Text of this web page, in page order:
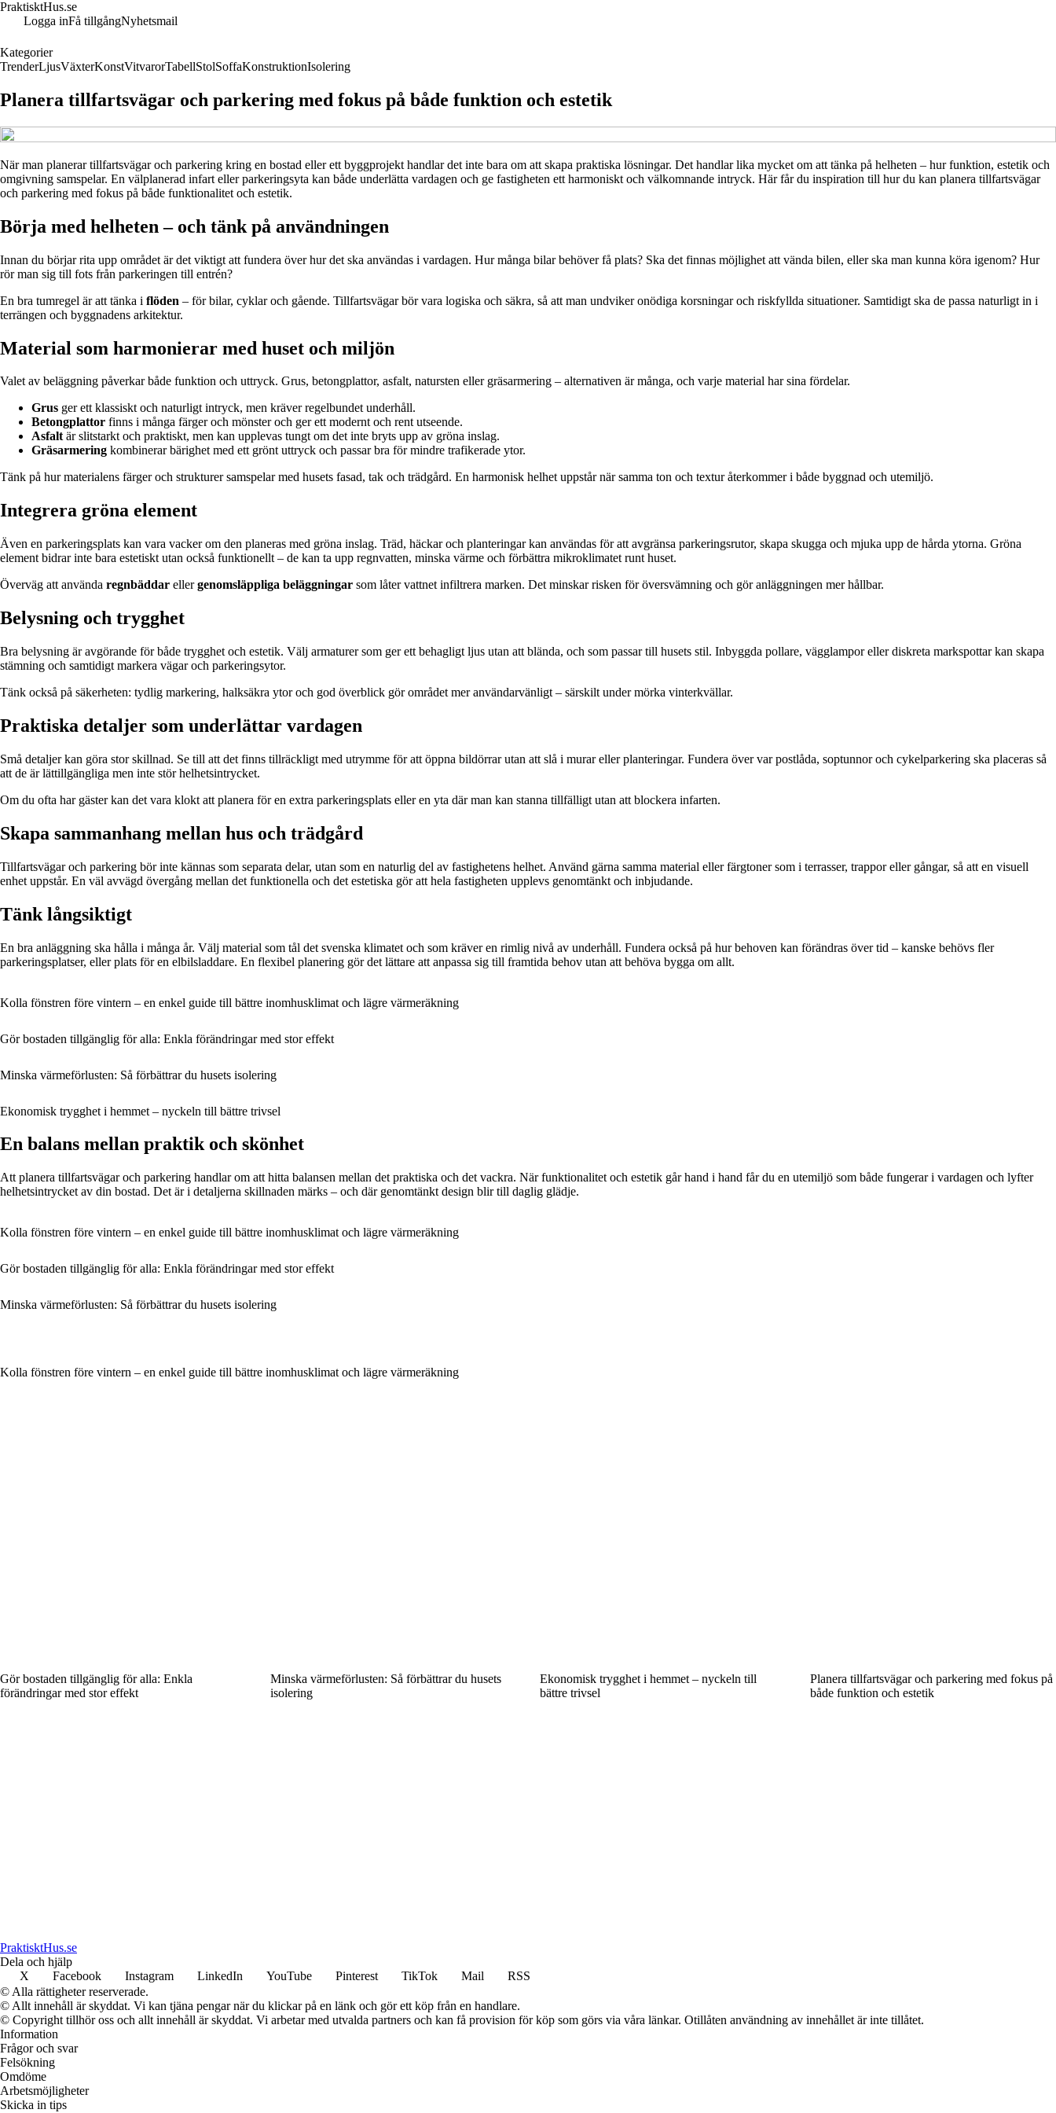
PraktisktHus.se
Logga inFå tillgångNyhetsmail
Kategorier
TrenderLjusVäxterKonstVitvarorTabellStolSoffaKonstruktionIsolering
Planera tillfartsvägar och parkering med fokus på både funktion och estetik
När man planerar tillfartsvägar och parkering kring en bostad eller ett byggprojekt handlar det inte bara om att skapa praktiska lösningar. Det handlar lika mycket om att tänka på helheten – hur funktion, estetik och
omgivning samspelar. En välplanerad infart eller parkeringsyta kan både underlätta vardagen och ge fastigheten ett harmoniskt och välkomnande intryck. Här får du inspiration till hur du kan planera tillfartsvägar
och parkering med fokus på både funktionalitet och estetik.
Börja med helheten – och tänk på användningen
Innan du börjar rita upp området är det viktigt att fundera över hur det ska användas i vardagen. Hur många bilar behöver få plats? Ska det finnas möjlighet att vända bilen, eller ska man kunna köra igenom? Hur
rör man sig till fots från parkeringen till entrén?
En bra tumregel är att tänka i flöden – för bilar, cyklar och gående. Tillfartsvägar bör vara logiska och säkra, så att man undviker onödiga korsningar och riskfyllda situationer. Samtidigt ska de passa naturligt in i
terrängen och byggnadens arkitektur.
Material som harmonierar med huset och miljön
Valet av beläggning påverkar både funktion och uttryck. Grus, betongplattor, asfalt, natursten eller gräsarmering – alternativen är många, och varje material har sina fördelar.
Grus ger ett klassiskt och naturligt intryck, men kräver regelbundet underhåll.
Betongplattor finns i många färger och mönster och ger ett modernt och rent utseende.
Asfaltär slitstarkt och praktiskt, men kan upplevas tungt om det inte bryts upp av gröna inslag.
Gräsarmering kombinerar bärighet med ett grönt uttryck och passar bra för mindre trafikerade ytor.
Tänk på hur materialens färger och strukturer samspelar med husets fasad, tak och trädgård. En harmonisk helhet uppstår när samma ton och textur återkommer i både byggnad och utemiljö.
Integrera gröna element
Även en parkeringsplats kan vara vacker om den planeras med gröna inslag. Träd, häckar och planteringar kan användas för att avgränsa parkeringsrutor, skapa skugga och mjuka upp de hårda ytorna. Gröna
element bidrar inte bara estetiskt utan också funktionellt – de kan ta upp regnvatten, minska värme och förbättra mikroklimatet runt huset.
Överväg att använda regnbäddar ellergenomsläppliga beläggningar som låter vattnet infiltrera marken. Det minskar risken för översvämning och gör anläggningen mer hållbar.
Belysning och trygghet
Bra belysning är avgörande för både trygghet och estetik. Välj armaturer som ger ett behagligt ljus utan att blända, och som passar till husets stil. Inbyggda pollare, vägglampor eller diskreta markspottar kan skapa
stämning och samtidigt markera vägar och parkeringsytor.
Tänk också på säkerheten: tydlig markering, halksäkra ytor och god överblick gör området mer användarvänligt – särskilt under mörka vinterkvällar.
Praktiska detaljer som underlättar vardagen
Små detaljer kan göra stor skillnad. Se till att det finns tillräckligt med utrymme för att öppna bildörrar utan att slå i murar eller planteringar. Fundera över var postlåda, soptunnor och cykelparkering ska placeras så
att de är lättillgängliga men inte stör helhetsintrycket.
Om du ofta har gäster kan det vara klokt att planera för en extra parkeringsplats eller en yta där man kan stanna tillfälligt utan att blockera infarten.
Skapa sammanhang mellan hus och trädgård
Tillfartsvägar och parkering bör inte kännas som separata delar, utan som en naturlig del av fastighetens helhet. Använd gärna samma material eller färgtoner som i terrasser, trappor eller gångar, så att en visuell
enhet uppstår. En väl avvägd övergång mellan det funktionella och det estetiska gör att hela fastigheten upplevs genomtänkt och inbjudande.
Tänk långsiktigt
En bra anläggning ska hålla i många år. Välj material som tål det svenska klimatet och som kräver en rimlig nivå av underhåll. Fundera också på hur behoven kan förändras över tid – kanske behövs fler
parkeringsplatser, eller plats för en elbilsladdare. En flexibel planering gör det lättare att anpassa sig till framtida behov utan att behöva bygga om allt.
Kolla fönstren före vintern – en enkel guide till bättre inomhusklimat och lägre värmeräkning
Gör bostaden tillgänglig för alla: Enkla förändringar med stor effekt
Minska värmeförlusten: Så förbättrar du husets isolering
Ekonomisk trygghet i hemmet – nyckeln till bättre trivsel
En balans mellan praktik och skönhet
Att planera tillfartsvägar och parkering handlar om att hitta balansen mellan det praktiska och det vackra. När funktionalitet och estetik går hand i hand får du en utemiljö som både fungerar i vardagen och lyfter
helhetsintrycket av din bostad. Det är i detaljerna skillnaden märks – och där genomtänkt design blir till daglig glädje.
Kolla fönstren före vintern – en enkel guide till bättre inomhusklimat och lägre värmeräkning
Gör bostaden tillgänglig för alla: Enkla förändringar med stor effekt
Minska värmeförlusten: Så förbättrar du husets isolering
Kolla fönstren före vintern – en enkel guide till bättre inomhusklimat och lägre värmeräkning
Gör bostaden tillgänglig för alla: Enkla
förändringar med stor effekt
Minska värmeförlusten: Så förbättrar du husets
isolering
Ekonomisk trygghet i hemmet – nyckeln till
bättre trivsel
Planera tillfartsvägar och parkering med fokus på
både funktion och estetik
PraktisktHus.se
Dela och hjälp
X
Facebook Instagram LinkedIn YouTube Pinterest TikTok Mail
RSS
© Alla rättigheter reserverade.
© Allt innehåll är skyddat. Vi kan tjäna pengar när du klickar på en länk och gör ett köp från en handlare.
© Copyright tillhör oss och allt innehåll är skyddat. Vi arbetar med utvalda partners och kan få provision för köp som görs via våra länkar. Otillåten användning av innehållet är inte tillåtet.
Information
Frågor och svar
Felsökning
Omdöme
Arbetsmöjligheter
Skicka in tips